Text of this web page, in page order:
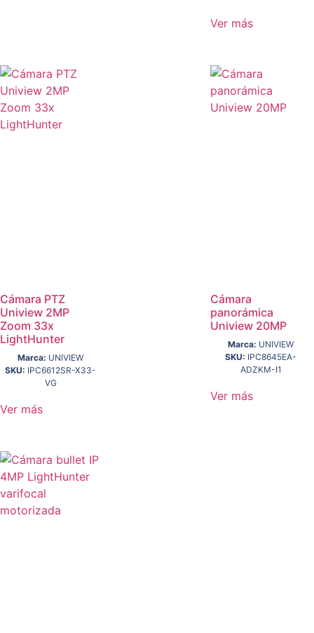
Ver más
Cámara PTZ
Uniview 2MP
Zoom 33x
LightHunter
Marca: UNIVIEW
SKU: IPC6612SR-X33-
VG
Ver más
Cámara
panorámica
Uniview 20MP
Marca: UNIVIEW
SKU: IPC8645EA-
ADZKM-I1
Ver más